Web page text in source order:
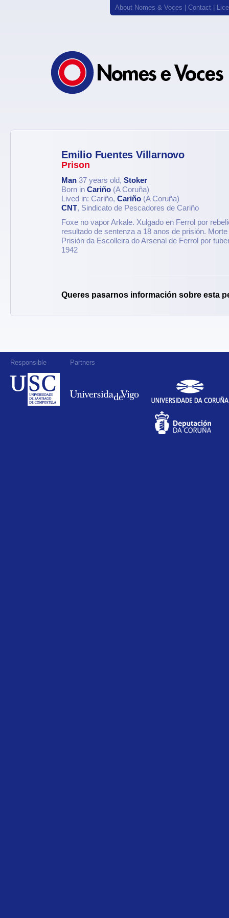
About Nomes & Voces Contact
Emilio Fuentes Villarnovo
Prison
Man 37 years old, Stoker
Born in Cariño (A Coruña)
Lived in: Cariño, Cariño (A Coruña)
CNT, Sindicato de Pescadores de Cariño
Foxe no vapor Arkale. Xulgado en Ferrol por
resultado de sentenza a 18 anos de prisión.
Prisión da Escolleira do Arsenal de Ferrol por
1942
Queres pasarnos información sobre esta
Responsible Partners